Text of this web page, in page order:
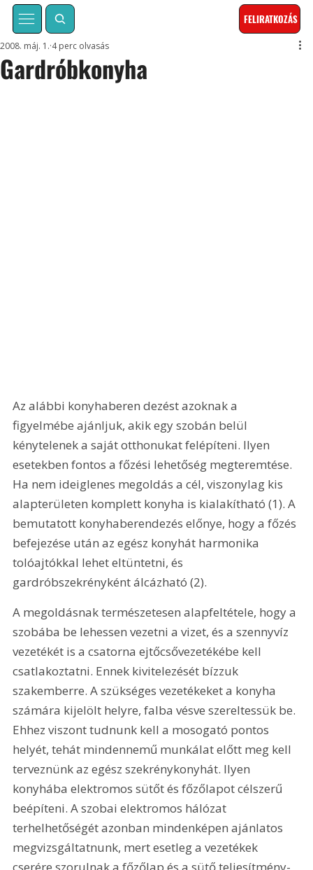
FELIRATKOZÁS
Gardróbkonyha
2008. máj. 1. 4 perc olvasás
Az alábbi konyhaberen dezést azoknak a
figyelmébe ajánljuk, akik egy szobán belül
kénytelenek a saját otthonukat felépíteni. Ilyen
esetekben fontos a főzési lehetőség megteremtése.
Ha nem ideiglenes megoldás a cél, viszonylag kis
alapterületen komplett konyha is kialakítható (1). A
bemutatott konyhaberendezés előnye, hogy a főzés
befejezése után az egész konyhát harmonika
tolóajtókkal lehet eltüntetni, és
gardróbszekrényként álcázható (2).
A megoldásnak természetesen alapfeltétele, hogy a
szobába be lehessen vezetni a vizet, és a szennyvíz
vezetékét is a csatorna ejtőcsővezetékébe kell
csatlakoztatni. Ennek kivitelezését bízzuk
szakemberre. A szükséges vezetékeket a konyha
számára kijelölt helyre, falba vésve szereltessük be.
Ehhez viszont tudnunk kell a mosogató pontos
helyét, tehát mindennemű munkálat előtt meg kell
terveznünk az egész szekrénykonyhát. Ilyen
konyhába elektromos sütőt és főzőlapot célszerű
beépíteni. A szobai elektromos hálózat
terhelhetőségét azonban mindenképen ajánlatos
megvizsgáltatnunk, mert esetleg a vezetékek